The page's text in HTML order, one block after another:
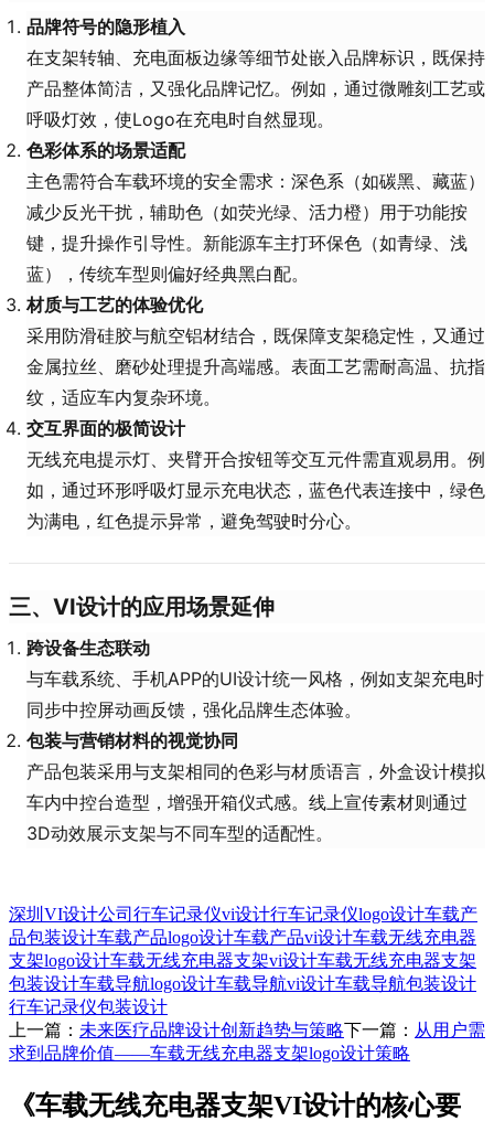
品牌符号的隐形植入
在支架转轴、充电面板边缘等细节处嵌入品牌标识，既保持
产品整体简洁，又强化品牌记忆。例如，通过微雕刻工艺或
呼吸灯效，使Logo在充电时自然显现。
色彩体系的场景适配
主色需符合车载环境的安全需求：深色系（如碳黑、藏蓝）
减少反光干扰，辅助色（如荧光绿、活力橙）用于功能按
键，提升操作引导性。新能源车主打环保色（如青绿、浅
蓝），传统车型则偏好经典黑白配。
材质与工艺的体验优化
采用防滑硅胶与航空铝材结合，既保障支架稳定性，又通过
金属拉丝、磨砂处理提升高端感。表面工艺需耐高温、抗指
纹，适应车内复杂环境。
交互界面的极简设计
无线充电提示灯、夹臂开合按钮等交互元件需直观易用。例
如，通过环形呼吸灯显示充电状态，蓝色代表连接中，绿色
为满电，红色提示异常，避免驾驶时分心。
三、VI设计的应用场景延伸
跨设备生态联动
与车载系统、手机APP的UI设计统一风格，例如支架充电时
同步中控屏动画反馈，强化品牌生态体验。
包装与营销材料的视觉协同
产品包装采用与支架相同的色彩与材质语言，外盒设计模拟
车内中控台造型，增强开箱仪式感。线上宣传素材则通过
3D动效展示支架与不同车型的适配性。
深圳VI设计公司 行车记录仪vi设计行车记录仪logo设计车载产
品包装设计车载产品logo设计车载产品vi设计车载无线充电器
支架logo设计车载无线充电器支架vi设计车载无线充电器支架
包装设计车载导航logo设计车载导航vi设计车载导航包装设计
行车记录仪包装设计
上一篇： 未来医疗品牌设计创新趋势与策略​下一篇： 从用户需
求到品牌价值——车载无线充电器支架logo设计策略​
《车载无线充电器支架VI设计的核心要